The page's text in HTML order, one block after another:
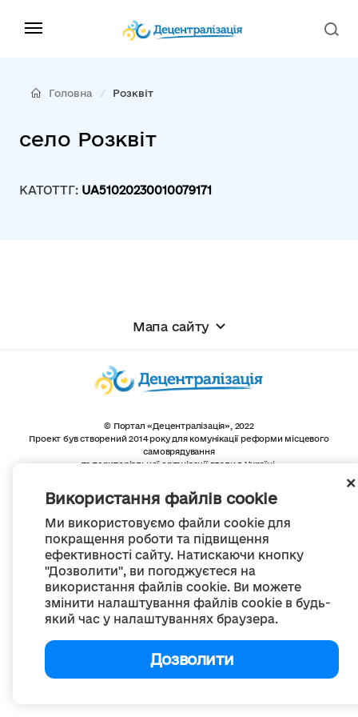
Використання файлів cookie
Ми використовуємо файли cookie для
покращення роботи та підвищення
ефективності сайту. Натискаючи кнопку
"Дозволити", ви погоджуєтеся на
використання файлів cookie. Ви можете
змінити налаштування файлів cookie в будь-
який час у налаштуваннях браузера.
Дозволити
Головна Розквіт
село Розквіт
КАТОТТГ: UA51020230010079171
Мапа сайту
© Портал «Децентралізація», 2022
Проект був створений 2014 року для комунікації реформи місцевого
самоврядування
та територіальної організації влади в Україні.
Весь контент доступний за ліцензією
Creative Commons Attribution 4.0 International license,
якщо не зазначено інше